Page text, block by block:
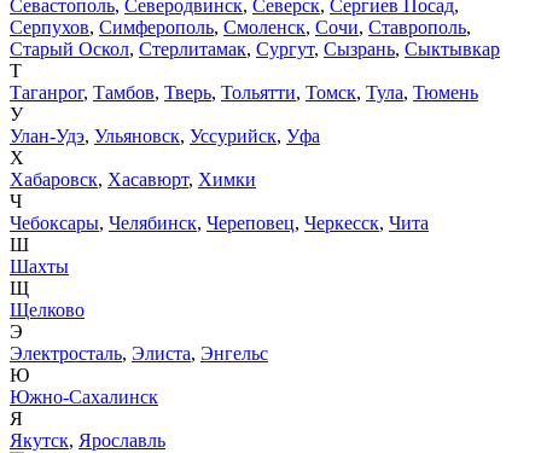
Севастополь, Северодвинск, Северск, Сергиев Посад,
Серпухов, Симферополь, Смоленск, Сочи, Ставрополь,
Старый Оскол, Стерлитамак, Сургут, Сызрань, Сыктывкар
Т
Таганрог, Тамбов, Тверь, Тольятти, Томск, Тула, Тюмень
У
Улан-Удэ, Ульяновск, Уссурийск, Уфа
Х
Хабаровск, Хасавюрт, Химки
Ч
Чебоксары, Челябинск, Череповец, Черкесск, Чита
Ш
Шахты
Щ
Щелково
Э
Электросталь, Элиста, Энгельс
Ю
Южно-Сахалинск
Я
Якутск, Ярославль